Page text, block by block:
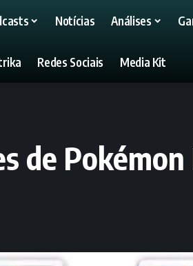
Notícias Análises
Redes Sociais Media Kit
de